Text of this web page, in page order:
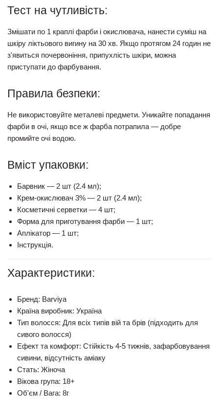
Тест на чутливість:
Змішати по 1 краплі фарби і окислювача, нанести суміш на
шкіру ліктьового вигину на 30 хв. Якщо протягом 24 годин не
з'явиться почервоніння, припухлість шкіри, можна
приступати до фарбування.
Правила безпеки:
Не використовуйте металеві предмети. Уникайте попадання
фарби в очі, якщо все ж фарба потрапила — добре
промийте очі водою.
Вміст упаковки:
Барвник — 2 шт (2.4 мл);
Крем-окислювач 3% — 2 шт (2.4 мл);
Косметичні серветки — 4 шт;
Форма для приготування фарби — 1 шт;
Аплікатор — 1 шт;
Інструкція.
Характеристики:
Бренд: Barviya
Країна виробник: Україна
Тип волосся: Для всіх типів вій та брів (підходить для
сивого волосся)
Ефект та комфорт: Стійкість 4-5 тижнів, зафарбовування
сивини, відсутність аміаку
Стать: Жіноча
Вікова група: 18+
Об'єм / Вага: 8г